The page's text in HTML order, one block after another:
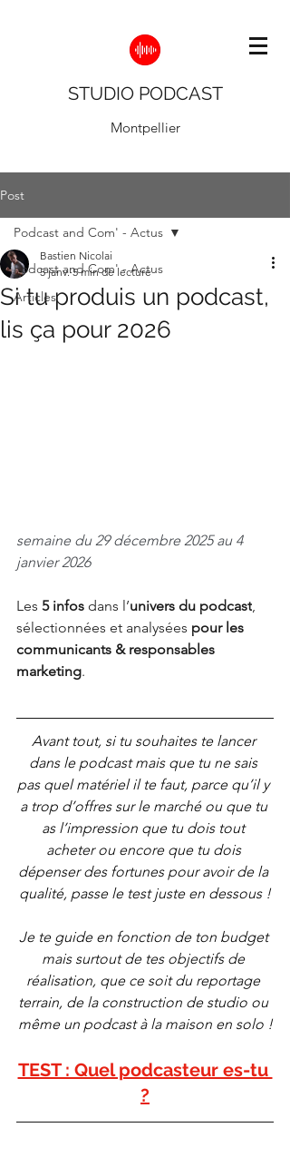
STUDIO PODCAST
Montpellier
Post
Podcast and Com' - Actus
Articles
Podcast and Com' - Actus
Si tu produis un podcast,
lis ça pour 2026
Bastien Nicolai
5 janv. 5 min de lecture
semaine du 29 décembre 2025 au 4
janvier 2026
Les 5 infos dans l’univers du podcast,
sélectionnées et analysées pour les
communicants & responsables
marketing.
Avant tout, si tu souhaites te lancer
dans le podcast mais que tu ne sais
pas quel matériel il te faut, parce qu’il y
a trop d’offres sur le marché ou que tu
as l’impression que tu dois tout
acheter ou encore que tu dois
dépenser des fortunes pour avoir de la
qualité, passe le test juste en dessous !
Je te guide en fonction de ton budget
mais surtout de tes objectifs de
réalisation, que ce soit du reportage
terrain, de la construction de studio ou
même un podcast à la maison en solo !
TEST : Quel podcasteur es-tu
?